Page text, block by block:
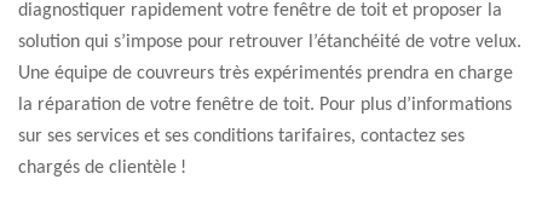
diagnostiquer rapidement votre fenêtre de toit et proposer la
solution qui s’impose pour retrouver l’étanchéité de votre velux.
Une équipe de couvreurs très expérimentés prendra en charge
la réparation de votre fenêtre de toit. Pour plus d’informations
sur ses services et ses conditions tarifaires, contactez ses
chargés de clientèle !